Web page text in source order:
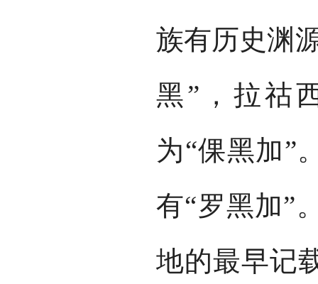
族有历史渊
黑”，拉祜
为“倮黑加”
有“罗黑加”
地的最早记